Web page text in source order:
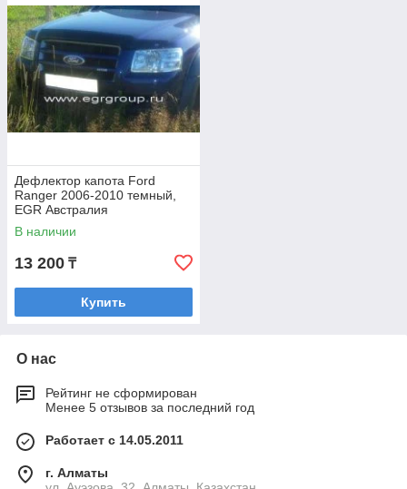
Дефлектор капота Ford
Ranger 2006-2010 темный,
EGR Австралия
В наличии
13 200 ₸
Купить
О нас
Рейтинг не сформирован
Менее 5 отзывов за последний год
Работает с 14.05.2011
г. Алматы